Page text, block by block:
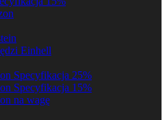
Einhell
Specyfikacja 25%
Specyfikacja 15%
na wagę